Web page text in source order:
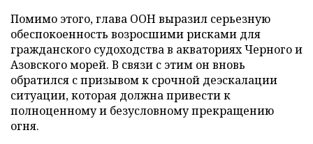
Помимо этого, глава ООН выразил серьезную
обеспокоенность возросшими рисками для
гражданского судоходства в акваториях Черного и
Азовского морей. В связи с этим он вновь
обратился с призывом к срочной деэскалации
ситуации, которая должна привести к
полноценному и безусловному прекращению
огня.